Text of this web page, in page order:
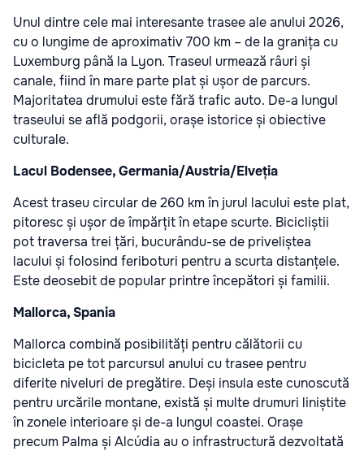
Unul dintre cele mai interesante trasee ale anului 2026,
cu o lungime de aproximativ 700 km – de la granița cu
Luxemburg până la Lyon. Traseul urmează râuri și
canale, fiind în mare parte plat și ușor de parcurs.
Majoritatea drumului este fără trafic auto. De-a lungul
traseului se află podgorii, orașe istorice și obiective
culturale.
Lacul Bodensee, Germania/Austria/Elveția
Acest traseu circular de 260 km în jurul lacului este plat,
pitoresc și ușor de împărțit în etape scurte. Bicicliștii
pot traversa trei țări, bucurându-se de priveliștea
lacului și folosind feriboturi pentru a scurta distanțele.
Este deosebit de popular printre începători și familii.
Mallorca, Spania
Mallorca combină posibilități pentru călătorii cu
bicicleta pe tot parcursul anului cu trasee pentru
diferite niveluri de pregătire. Deși insula este cunoscută
pentru urcările montane, există și multe drumuri liniștite
în zonele interioare și de-a lungul coastei. Orașe
precum Palma și Alcúdia au o infrastructură dezvoltată